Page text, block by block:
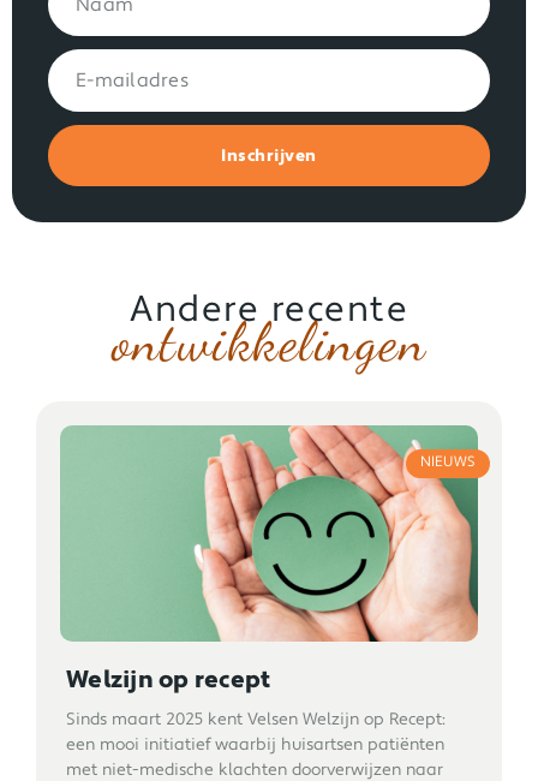
Inschrijven
Andere recente
ontwikkelingen
NIEUWS
Welzijn op recept
Sinds maart 2025 kent Velsen Welzijn op Recept:
een mooi initiatief waarbij huisartsen patiënten
met niet-medische klachten doorverwijzen naar